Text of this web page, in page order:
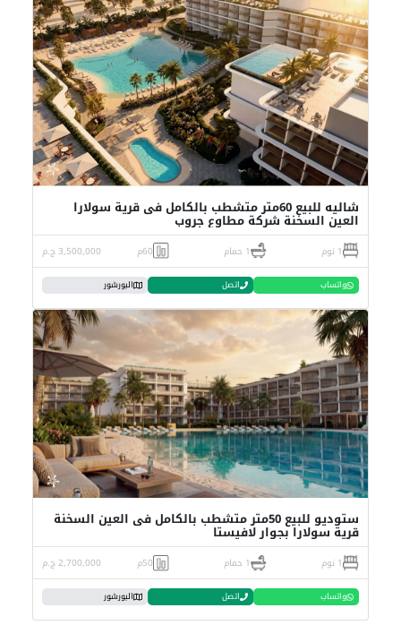
شاليه للبيع 60متر متشطب بالكامل فى قرية سولارا
العين السخنة شركة مطاوع جروب
1 نوم 1 حمام 60م 3,500,000 ج.م
واتساب اتصل البورشور
ستوديو للبيع 50متر متشطب بالكامل فى العين السخنة
قرية سولارا بجوار لافيستا
1 نوم 1 حمام 50م 2,700,000 ج.م
واتساب اتصل البورشور